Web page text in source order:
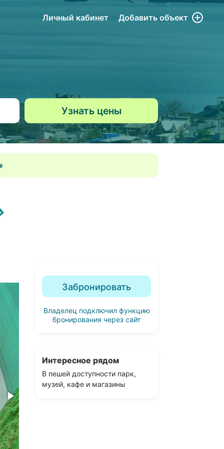
Личный кабинет Добавить объект
Забронировать
Владелец подключил функцию
бронирования через сайт
Интересное рядом
В пешей доступности парк,
музей, кафе и магазины